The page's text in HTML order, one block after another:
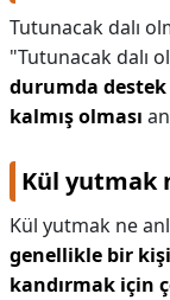
Tutunacak dalı
"Tutunacak dalı
durumda destek
kalmış olması
Kül yutmak
Kül yutmak ne
genellikle bir
kandırmak için